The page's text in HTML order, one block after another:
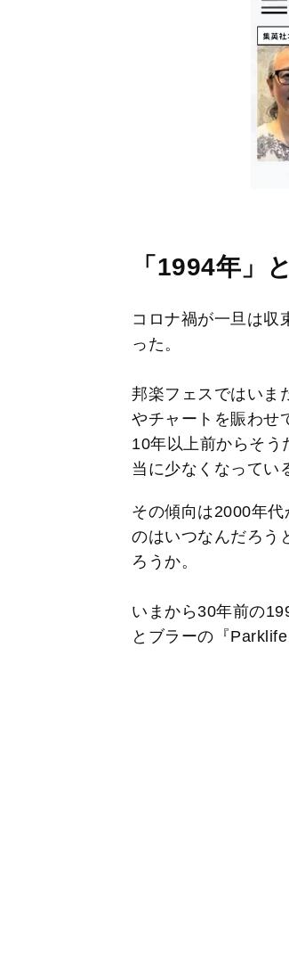
「1994年」
コロナ禍が一旦は収
った。
邦楽フェスではいま
やチャートを賑わせ
10年以上前からそう
当に少なくなってい
その傾向は2000年
のはいつなんだろう
ろうか。
いまから30年前の
とブラーの『Parklife